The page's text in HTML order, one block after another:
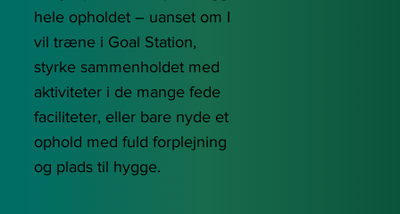
hele opholdet – uanset om I
vil træne i Goal Station,
styrke sammenholdet med
aktiviteter i de mange fede
faciliteter, eller bare nyde et
ophold med fuld forplejning
og plads til hygge.